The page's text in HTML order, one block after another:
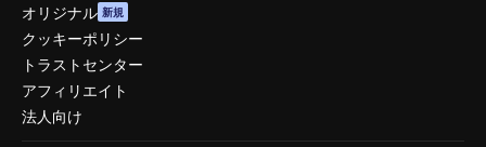
オリジナル 新規
クッキーポリシー
トラストセンター
アフィリエイト
法人向け